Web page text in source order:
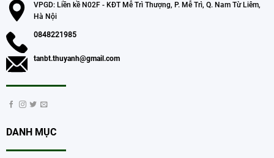
VPGD: Liền kề N02F - KĐT Mễ Trì Thượng, P. Mễ Trì, Q. Nam Từ Liêm,
Hà Nội
0848221985
tanbt.thuyanh@gmail.com
DANH MỤC